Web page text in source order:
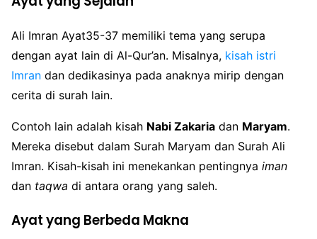
Ali Imran Ayat35-37 memiliki tema yang serupa
dengan ayat lain di Al-Qur’an. Misalnya, kisah istri
Imran dan dedikasinya pada anaknya mirip dengan
cerita di surah lain.
Contoh lain adalah kisah Nabi Zakaria dan Maryam.
Mereka disebut dalam Surah Maryam dan Surah Ali
Imran. Kisah-kisah ini menekankan pentingnya iman
dan taqwa di antara orang yang saleh.
Ayat yang Berbeda Makna